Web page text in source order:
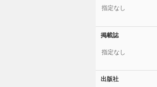
指定なし
掲載誌
指定なし
出版社